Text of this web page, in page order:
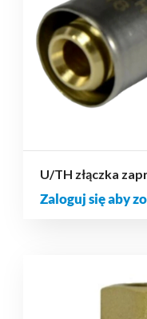
U/TH złączka
Zaloguj się aby